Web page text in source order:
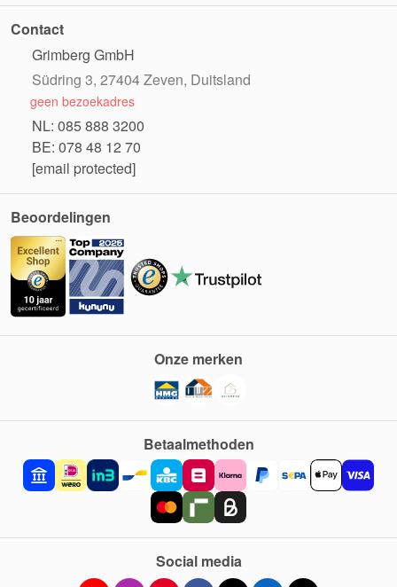
Contact
Grimberg GmbH
Südring 3, 27404 Zeven, Duitsland
geen bezoekadres
NL: 085 888 3200
BE: 078 48 12 70
[email protected]
Beoordelingen
Betaalmethoden
Onze merken
Social media